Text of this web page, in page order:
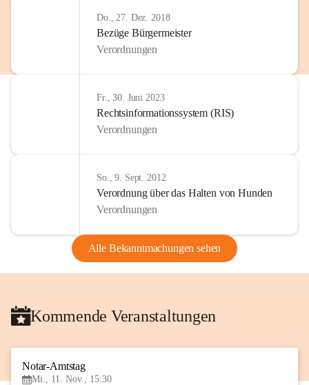
Do., 27. Dez. 2018
Bezüge Bürgermeister
Verordnungen
Fr., 30. Juni 2023
Rechtsinformationssystem (RIS)
Verordnungen
So., 9. Sept. 2012
Verordnung über das Halten von Hunden
Verordnungen
Alle Bekanntmachungen sehen
Kommende Veranstaltungen
Notar-Amtstag
Mi., 11. Nov., 15:30